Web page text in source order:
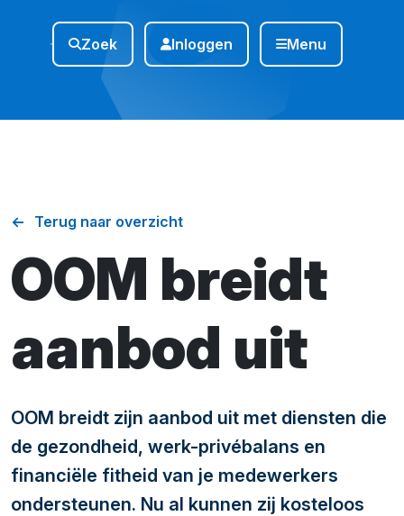
Zoek Inloggen Menu
Terug naar overzicht
OOM breidt
aanbod uit
OOM breidt zijn aanbod uit met diensten die
de gezondheid, werk-privébalans en
financiële fitheid van je medewerkers
ondersteunen. Nu al kunnen zij kosteloos